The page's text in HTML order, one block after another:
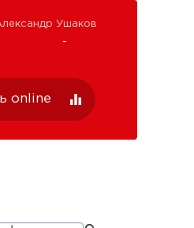
Ушаков
online